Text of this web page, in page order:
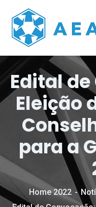
Edital
Eleição
para a
Home 2022